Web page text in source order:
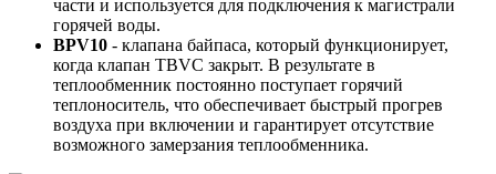
части и используется для подключения к магистрали
горячей воды.
BPV10 - клапана байпаса, который функционирует,
когда клапан TBVC закрыт. В результате в
теплообменник постоянно поступает горячий
теплоноситель, что обеспечивает быстрый прогрев
воздуха при включении и гарантирует отсутствие
возможного замерзания теплообменника.